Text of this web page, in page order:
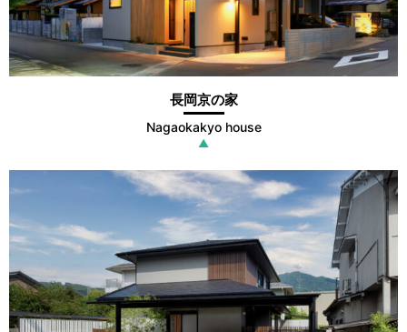
長岡京の家
Nagaokakyo house
▲